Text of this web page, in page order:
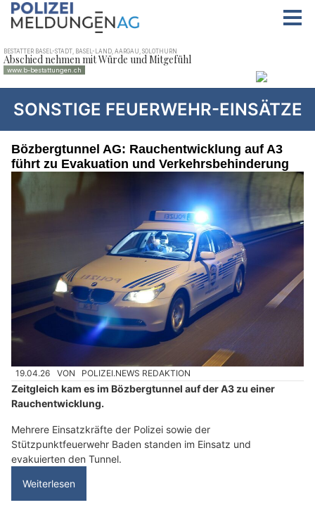
SONSTIGE FEUERWEHR-EINSÄTZE
Bözbergtunnel AG: Rauchentwicklung auf A3
führt zu Evakuation und Verkehrsbehinderung
19.04.26 VON POLIZEI.NEWS REDAKTION
Zeitgleich kam es im Bözbergtunnel auf der A3 zu einer
Rauchentwicklung.
Mehrere Einsatzkräfte der Polizei sowie der
Stützpunktfeuerwehr Baden standen im Einsatz und
evakuierten den Tunnel.
Weiterlesen